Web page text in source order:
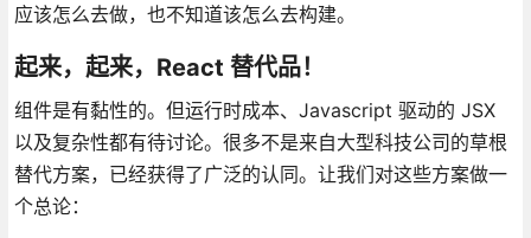
应该怎么去做，也不知道该怎么去构建。
起来，起来，React 替代品！
组件是有黏性的。但运行时成本、Javascript 驱动的 JSX
以及复杂性都有待讨论。很多不是来自大型科技公司的草根
替代方案，已经获得了广泛的认同。让我们对这些方案做一
个总论：